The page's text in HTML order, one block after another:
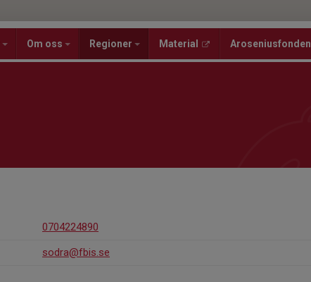
Om oss Regioner Material Aroseniusfonden
0704224890
sodra@fbis.se